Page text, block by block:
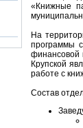
«Книжные
На
программы
финансовой
Крупской
работе с
Состав